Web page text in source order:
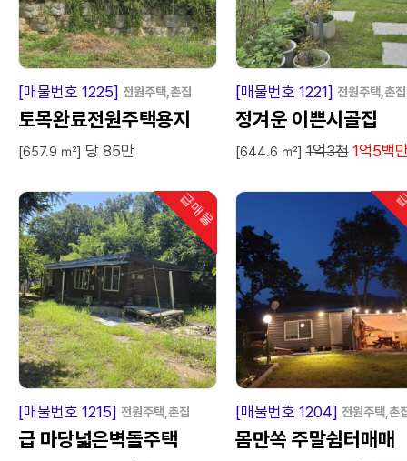
급 매 물
[매물번호 1225] 전원주택,촌집
토목완료전원주택용지
[657.9 ㎡] 당 85만
급 매
[매물번호 1221] 전원주택,촌집
정겨운 이쁜시골집
[644.6 ㎡] 1억3천 1억5백
급매물
인기
급 매 물
[매물번호 1215] 전원주택,촌집
급 마당넓은벽돌주택
급 매
[매물번호 1204] 전원주택,촌
몸만쏙 주말쉼터매매